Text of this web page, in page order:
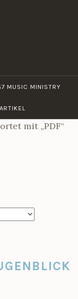
MUSIC MINISTRY
mit „PDF“